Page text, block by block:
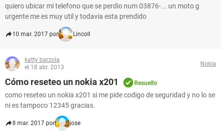
quiero ubicar mi telefono que se perdio num 03876-... un moto g
urgente me es muy util y todavia esta prendido
10 mar. 2017 por Lincoll
katty barzola
el 18 abr. 2013
Nokia
Cómo reseteo un nokia x201 Resuelto
como reseteo un nokia x201 si me pide codigo de seguridad y no lo se
ni es tampoco 12345 gracias.
8 mar. 2017 por jose